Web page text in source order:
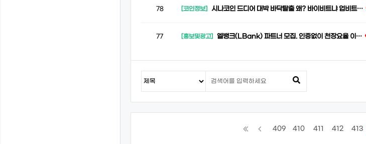
78 [코인정보] 시나코인 드디어 대박 바닥탈출 왜? 바이비트냐 업비트…
77 [홍보및광고] 엘뱅크(LBank) 파트너 모집. 인증없이 천장요율 이…
409 410 411 412 413